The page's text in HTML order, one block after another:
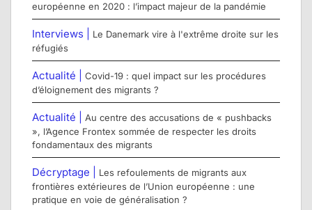
européenne en 2020 : l’impact majeur de la pandémie
Interviews |
Le Danemark vire à l'extrême droite sur les
réfugiés
Actualité | Covid-19 : quel impact sur les procédures
d’éloignement des migrants ?
Actualité | Au centre des accusations de « pushbacks
», l’Agence Frontex sommée de respecter les droits
fondamentaux des migrants
Décryptage |
Les refoulements de migrants aux
frontières extérieures de l’Union européenne : une
pratique en voie de généralisation ?